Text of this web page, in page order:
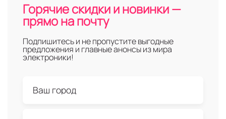
Горячие скидки и новинки —
прямо на почту
Подпишитесь и не пропустите выгодные
предложения и главные анонсы из мира
электроники!